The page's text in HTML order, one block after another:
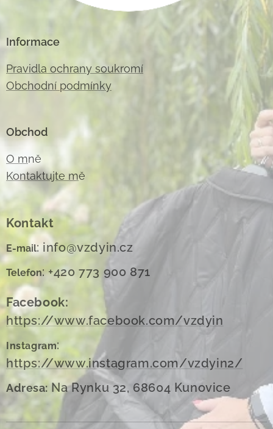
Informace
Pravidla ochrany soukromí
Obchodní podmínky
Obchod
O mně
Kontaktujte mě
Kontakt
E-mail: info@vzdyin.cz
Telefon: +420 773 900 871
Facebook:
https://www.facebook.com/vzdyin
Instagram:
https://www.instagram.com/vzdyin2/
Adresa: Na Rynku 32, 68604 Kunovice